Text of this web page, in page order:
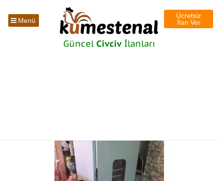
Menü
Ücretsiz
İlan Ver
Güncel Civcivİlanları